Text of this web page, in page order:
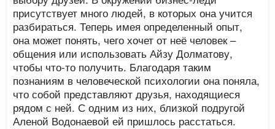
присутствует много людей, в которых она учится
разбираться. Теперь имея определенный опыт,
она может понять, чего хочет от неё человек –
общения или использовать Айзу Долматову,
чтобы что-то получить. Благодаря таким
познаниям в человеческой психологии она поняла,
что собой представляют друзья, находящиеся
рядом с ней. С одним из них, близкой подругой
Аленой Водонаевой ей пришлось расстаться.